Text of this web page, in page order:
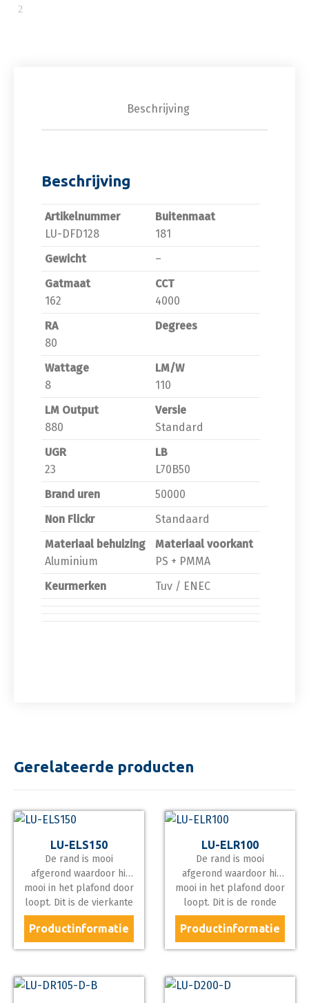
Beschrijving
Beschrijving
Artikelnummer
LU-DFD128
Buitenmaat
181
Gewicht
–
Gatmaat
162
CCT
4000
RA
80
Degrees
Wattage
8
LM/W
110
LM Output
880
Versie
Standard
UGR
23
LB
L70B50
Brand uren
50000
Non Flickr
Standaard
Materiaal behuizing
Aluminium
Materiaal voorkant
PS + PMMA
Keurmerken
Tuv / ENEC
Gerelateerde producten
LU-ELS150
De rand is mooi
afgerond waardoor hij
mooi in het plafond door
loopt. Dit is de vierkante
versie en heeft zoals
alle producten van
Leding Light een hoge
110 lumen per watt
waardoor hij met 18 Watt
Productinformatie
LU-ELR100
De rand is mooi
afgerond waardoor hij
mooi in het plafond door
loopt. Dit is de ronde
versie en heeft zoals
alle producten van
Leding Light een hoge
110 lumen per watt
waardoor hij met 11 Watt
Productinformatie